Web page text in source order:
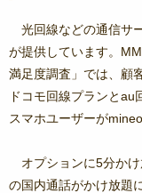
光回線などの通信サ
が提供しています。
満足度調査」では、顧
ドコモ回線プランと
スマホユーザーが
オプションに5分か
の国内通話がかけ放題